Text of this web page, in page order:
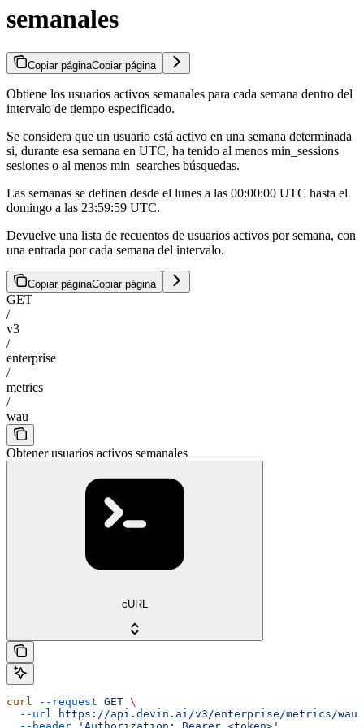
semanales
Copiar páginaCopiar página
Obtiene los usuarios activos semanales para cada semana dentro del
intervalo de tiempo especificado.
Se considera que un usuario está activo en una semana determinada
si, durante esa semana en UTC, ha tenido al menos min_sessions
sesiones o al menos min_searches búsquedas.
Las semanas se definen desde el lunes a las 00:00:00 UTC hasta el
domingo a las 23:59:59 UTC.
Devuelve una lista de recuentos de usuarios activos por semana, con
una entrada por cada semana del intervalo.
Copiar páginaCopiar página
GET
/
v3
/
enterprise
/
metrics
/
wau
Obtener usuarios activos semanales
cURL
curl --request GET \
  --url
https://api.devin.ai/v3/enterprise/metrics/wau